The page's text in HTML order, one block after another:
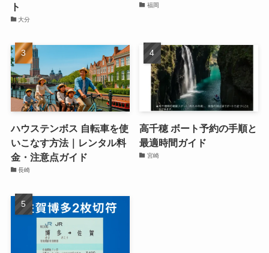
ト
大分
福岡
ハウステンボス 自転車を使
いこなす方法｜レンタル料
金・注意点ガイド
長崎
高千穂 ボート予約の手順と
最適時間ガイド
宮崎